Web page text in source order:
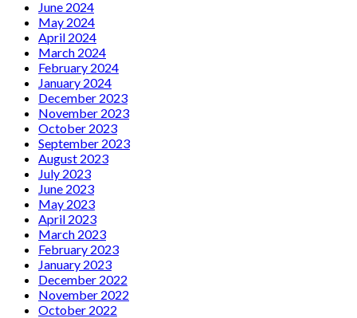
June 2024
May 2024
April 2024
March 2024
February 2024
January 2024
December 2023
November 2023
October 2023
September 2023
August 2023
July 2023
June 2023
May 2023
April 2023
March 2023
February 2023
January 2023
December 2022
November 2022
October 2022